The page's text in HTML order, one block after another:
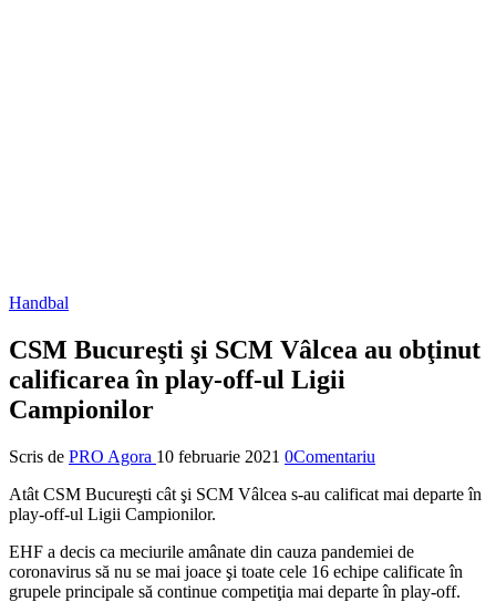
Handbal
CSM Bucureşti şi SCM Vâlcea au obţinut
calificarea în play-off-ul Ligii
Campionilor
Scris de PRO Agora 10 februarie 2021 0Comentariu
Atât CSM Bucureşti cât şi SCM Vâlcea s-au calificat mai departe în
play-off-ul Ligii Campionilor.
EHF a decis ca meciurile amânate din cauza pandemiei de
coronavirus să nu se mai joace şi toate cele 16 echipe calificate în
grupele principale să continue competiţia mai departe în play-off.